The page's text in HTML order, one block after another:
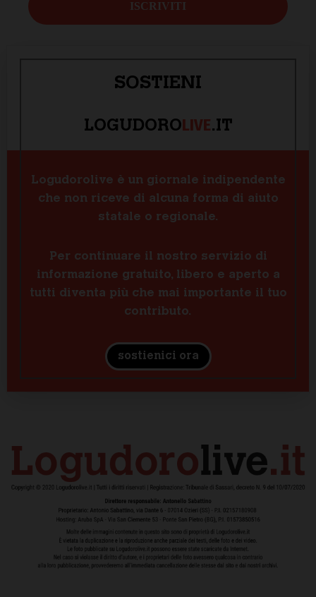
SOSTIENI
LOGUDOROLIVE.IT
Logudorolive è un giornale indipendente
che non riceve di alcuna forma di aiuto
statale o regionale.
Per continuare il nostro servizio di
informazione gratuito, libero e aperto a
tutti diventa più che mai importante il tuo
contributo.
sostienici ora